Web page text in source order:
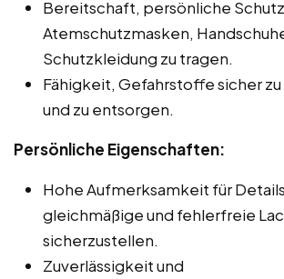
Bereitschaft, persönliche
Atemschutzmasken,
Schutzkleidung zu tragen.
Fähigkeit, Gefahrstoffe sicher
und zu entsorgen.
Persönliche Eigenschaften:
Hohe Aufmerksamkeit für
gleichmäßige und fehlerfreie
sicherzustellen.
Zuverlässigkeit und